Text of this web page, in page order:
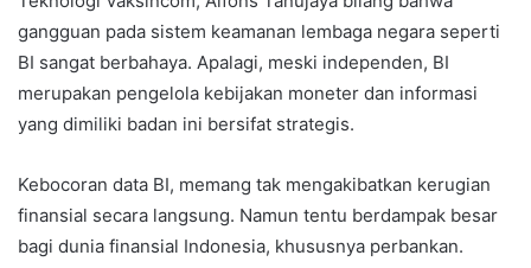
gangguan pada sistem keamanan lembaga negara seperti
BI sangat berbahaya. Apalagi, meski independen, BI
merupakan pengelola kebijakan moneter dan informasi
yang dimiliki badan ini bersifat strategis.
Kebocoran data BI, memang tak mengakibatkan kerugian
finansial secara langsung. Namun tentu berdampak besar
bagi dunia finansial Indonesia, khususnya perbankan.